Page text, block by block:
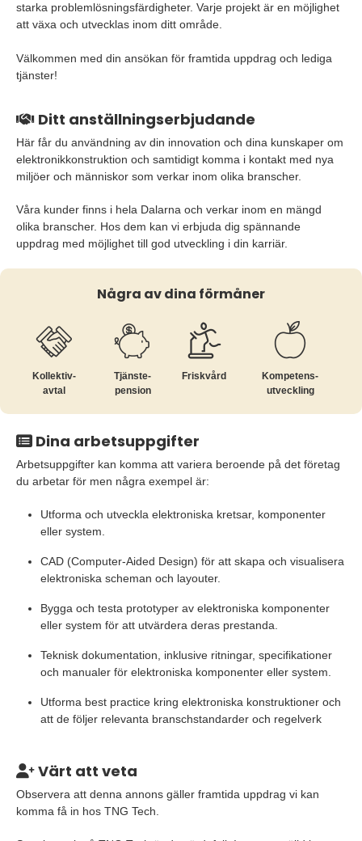
starka problemlösningsfärdigheter. Varje projekt är en möjlighet
att växa och utvecklas inom ditt område.
Välkommen med din ansökan för framtida uppdrag och lediga
tjänster!
Ditt anställningserbjudande
Här får du användning av din innovation och dina kunskaper om
elektronikkonstruktion och samtidigt komma i kontakt med nya
miljöer och människor som verkar inom olika branscher.
Våra kunder finns i hela Dalarna och verkar inom en mängd
olika branscher. Hos dem kan vi erbjuda dig spännande
uppdrag med möjlighet till god utveckling i din karriär.
Några av dina förmåner
Kollektiv­
avtal
Tjänste­
pension
Friskvård
Kompetens­
utveckling
Dina arbetsuppgifter
Arbetsuppgifter kan komma att variera beroende på det företag
du arbetar för men några exempel är:
Utforma och utveckla elektroniska kretsar, komponenter
eller system.
CAD (Computer-Aided Design) för att skapa och visualisera
elektroniska scheman och layouter.
Bygga och testa prototyper av elektroniska komponenter
eller system för att utvärdera deras prestanda.
Teknisk dokumentation, inklusive ritningar, specifikationer
och manualer för elektroniska komponenter eller system.
Utforma best practice kring elektroniska konstruktioner och
att de följer relevanta branschstandarder och regelverk
Värt att veta
Observera att denna annons gäller framtida uppdrag vi kan
komma få in hos TNG Tech.